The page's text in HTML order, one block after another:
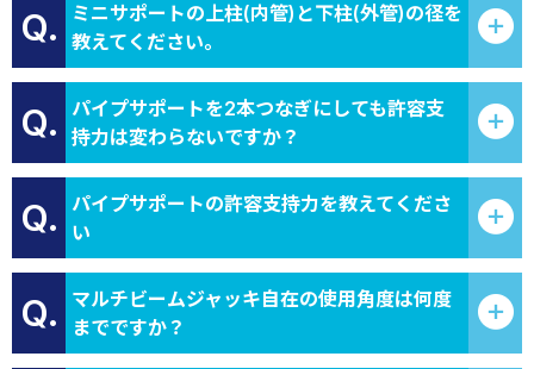
Q.
ミニサポートの上柱(内管)と下柱(外管)の径を
教えてください。
Q.
パイプサポートを2本つなぎにしても許容支
持力は変わらないですか？
Q.
パイプサポートの許容支持力を教えてくださ
い
Q.
マルチビームジャッキ自在の使用角度は何度
までですか？